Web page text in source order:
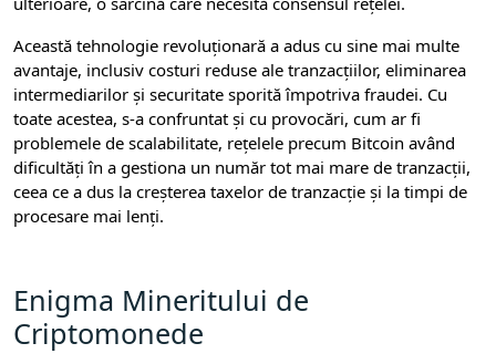
Această tehnologie revoluționară a adus cu sine mai multe
avantaje, inclusiv costuri reduse ale tranzacțiilor, eliminarea
intermediarilor și securitate sporită împotriva fraudei. Cu
toate acestea, s-a confruntat și cu provocări, cum ar fi
problemele de scalabilitate, rețelele precum Bitcoin având
dificultăți în a gestiona un număr tot mai mare de tranzacții,
ceea ce a dus la creșterea taxelor de tranzacție și la timpi de
procesare mai lenți.
Enigma Mineritului de
Criptomonede